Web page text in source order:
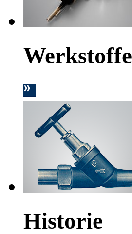
Werkstoffe
Historie